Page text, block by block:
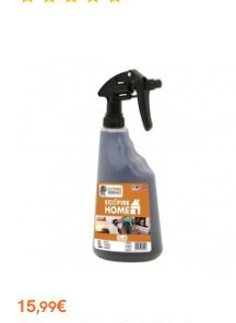
Prix
15,99€